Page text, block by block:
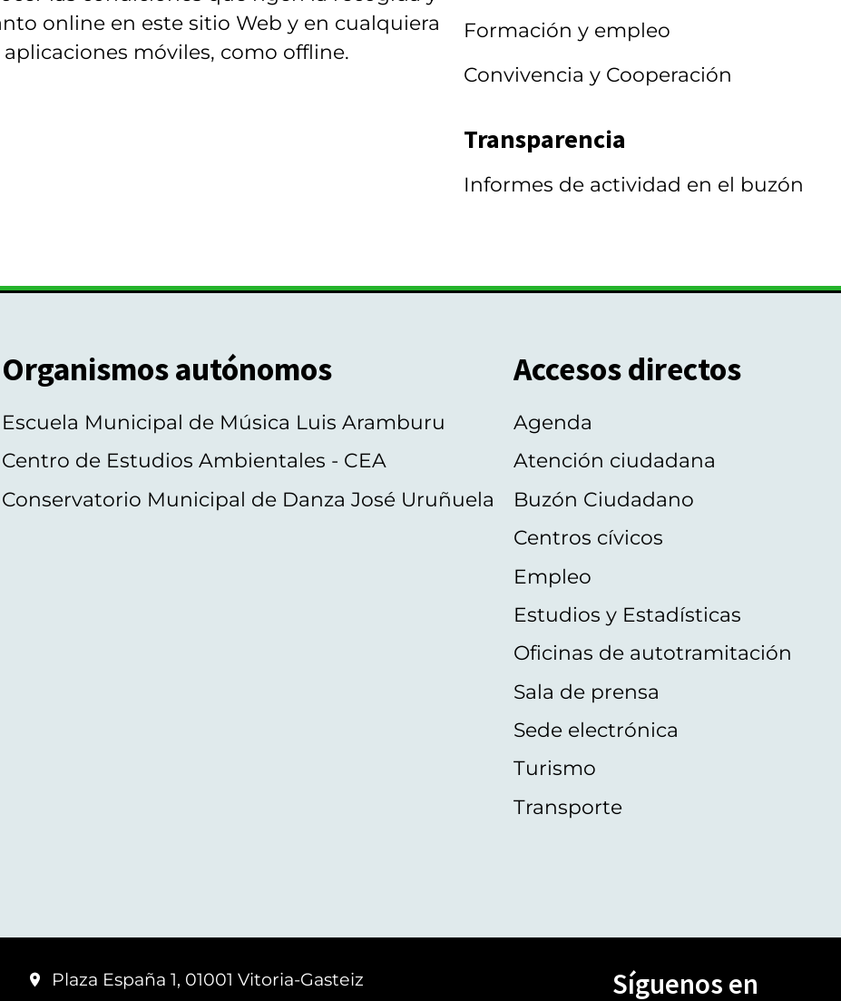
online en este sitio Web y en cualquiera
móviles, como offline.
Formación y empleo
Convivencia y Cooperación
Transparencia
Informes de actividad en el buzón
Organismos autónomos
Escuela Municipal de Música Luis Aramburu
Centro de Estudios Ambientales - CEA
Conservatorio Municipal de Danza José Uruñuela
Accesos directos
Agenda
Atención ciudadana
Buzón Ciudadano
Centros cívicos
Empleo
Estudios y Estadísticas
Oficinas de autotramitación
Sala de prensa
Sede electrónica
Turismo
Transporte
Plaza España 1, 01001 Vitoria-Gasteiz Síguenos en